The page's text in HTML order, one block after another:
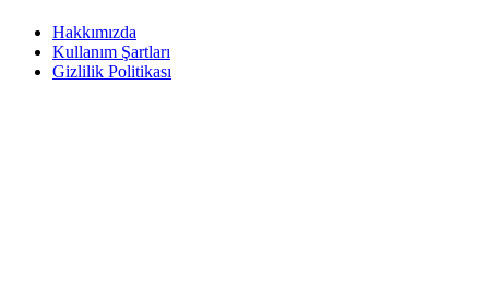
Hakkımızda
Kullanım Şartları
Gizlilik Politikası